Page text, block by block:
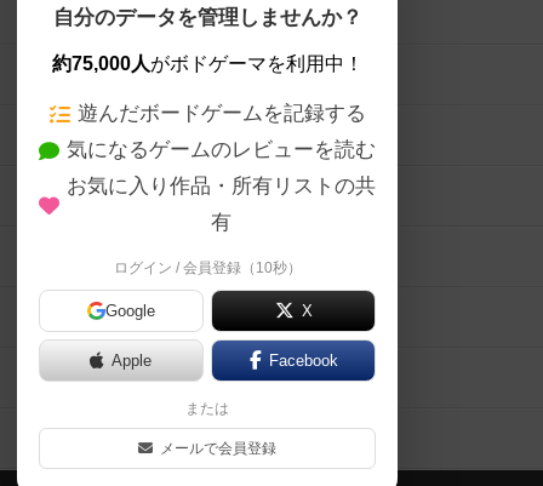
自分のデータを管理しませんか？
約75,000人がボドゲーマを利用中！
遊んだボードゲームを記録する
気になるゲームのレビューを読む
お気に入り作品・所有リストの共
有
ログイン / 会員登録（10秒）
Google X
Apple Facebook
または
メールで会員登録
ボードゲームを検索する
ボードゲームの新着レビュー
ボードゲーム会情報
メカニクス特集
掲示板・トピックス
ボドとも・会員一覧
ボードゲーム業界コラム
ボドゲーマご利用案内